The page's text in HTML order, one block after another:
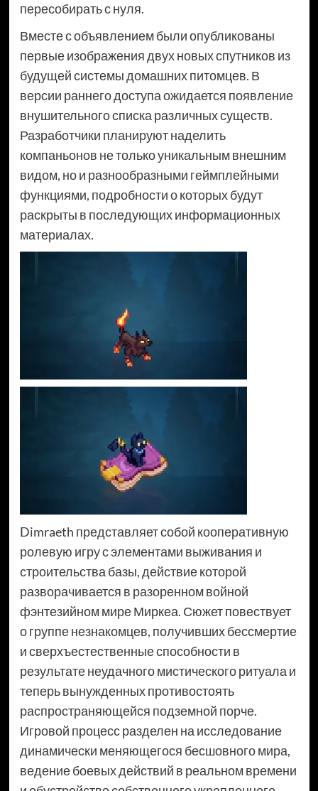
пересобирать с нуля.
Вместе с объявлением были опубликованы
первые изображения двух новых спутников из
будущей системы домашних питомцев. В
версии раннего доступа ожидается появление
внушительного списка различных существ.
Разработчики планируют наделить
компаньонов не только уникальным внешним
видом, но и разнообразными геймплейными
функциями, подробности о которых будут
раскрыты в последующих информационных
материалах.
Dimraeth представляет собой кооперативную
ролевую игру с элементами выживания и
строительства базы, действие которой
разворачивается в разоренном войной
фэнтезийном мире Миркеа. Сюжет повествует
о группе незнакомцев, получивших бессмертие
и сверхъестественные способности в
результате неудачного мистического ритуала и
теперь вынужденных противостоять
распространяющейся подземной порче.
Игровой процесс разделен на исследование
динамически меняющегося бесшовного мира,
ведение боевых действий в реальном времени